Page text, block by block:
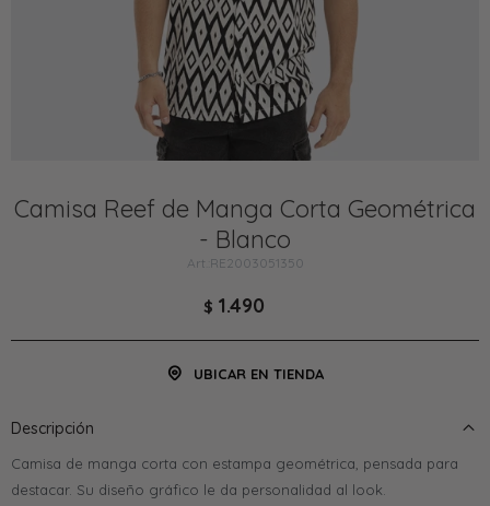
Camisa Reef de Manga Corta Geométrica
- Blanco
RE2003051350
$ 1.490
UBICAR EN TIENDA
Descripción
Camisa de manga corta con estampa geométrica, pensada para
destacar. Su diseño gráfico le da personalidad al look.